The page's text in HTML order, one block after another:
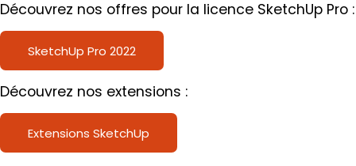
Découvrez nos offres pour la licence SketchUp Pro :
SketchUp Pro 2022
Découvrez nos extensions :
Extensions SketchUp